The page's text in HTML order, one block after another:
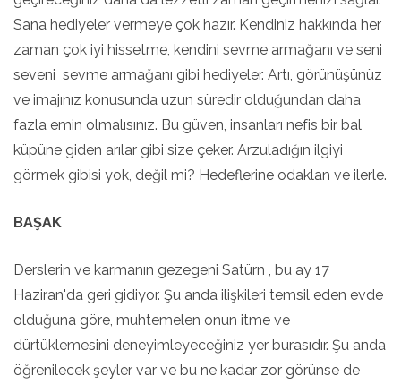
Sana hediyeler vermeye çok hazır. Kendiniz hakkında her
zaman çok iyi hissetme, kendini sevme armağanı ve seni
seveni sevme armağanı gibi hediyeler. Artı, görünüşünüz
ve imajınız konusunda uzun süredir olduğundan daha
fazla emin olmalısınız. Bu güven, insanları nefis bir bal
küpüne giden arılar gibi size çeker. Arzuladığın ilgiyi
görmek gibisi yok, değil mi? Hedeflerine odaklan ve ilerle.
BAŞAK
Derslerin ve karmanın gezegeni Satürn , bu ay 17
Haziran'da geri gidiyor. Şu anda ilişkileri temsil eden evde
olduğuna göre, muhtemelen onun itme ve
dürtüklemesini deneyimleyeceğiniz yer burasıdır. Şu anda
öğrenilecek şeyler var ve bu ne kadar zor görünse de